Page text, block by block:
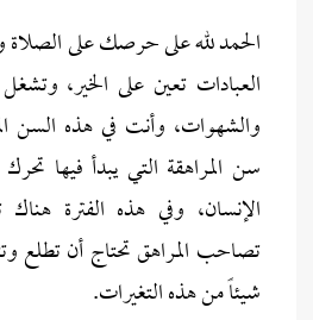
الحمد لله على حرصك على الصلاة
العبادات تعين على الخير،
والشهوات، وأنت في هذه السن
سن المراهقة التي يبدأ فيها
الإنسان، وفي هذه الفترة
تصاحب المراهق تحتاج أن تطلع
شيئاً من هذه التغيرات.